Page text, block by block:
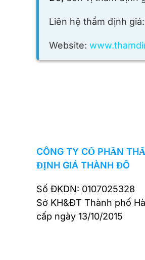
Liên hệ thẩm định giá:
Website:
CÔNG TY CỔ PHẦN
ĐỊNH GIÁ THÀNH ĐÔ
Số ĐKDN: 0107025328
Sở KH&ĐT Thành phố
cấp ngày 13/10/2015